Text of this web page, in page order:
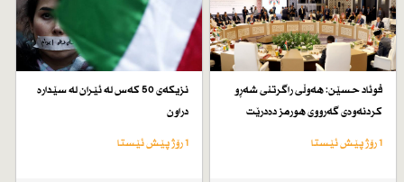
فوئاد حسێن: هەوڵی راگرتنی شەڕو
كردنەوەی گەرووی هورمز دەدرێت
1 رۆژ پێش ئێستا
نزیكەی 50 كەس لە ئێران لە سێدارە
دراون
1 رۆژ پێش ئێستا